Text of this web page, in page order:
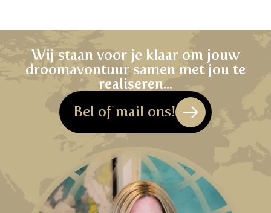
Wij staan voor je klaar om jouw
droomavontuur samen met jou te
realiseren...
Bel of mail ons!